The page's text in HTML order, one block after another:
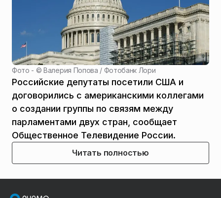
Фото - ©Валерия Попова / Фотобанк Лори
Российские депутаты посетили США и
договорились с американскими коллегами
о создании группы по связям между
парламентами двух стран, сообщает
Общественное Телевидение России.
Читать полностью